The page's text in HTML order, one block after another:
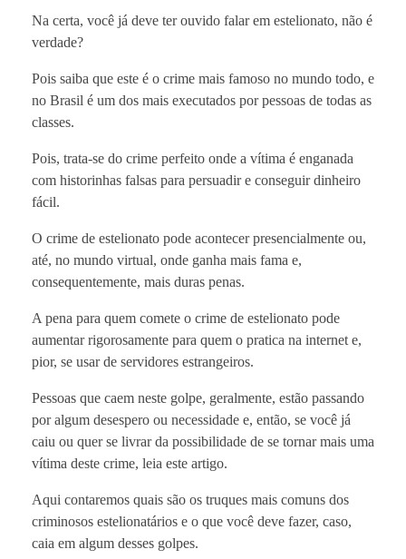
Na certa, você já deve ter ouvido falar em estelionato, não é
verdade?
Pois saiba que este é o crime mais famoso no mundo todo, e
no Brasil é um dos mais executados por pessoas de todas as
classes.
Pois, trata-se do crime perfeito onde a vítima é enganada
com historinhas falsas para persuadir e conseguir dinheiro
fácil.
O crime de estelionato pode acontecer presencialmente ou,
até, no mundo virtual, onde ganha mais fama e,
consequentemente, mais duras penas.
A pena para quem comete o crime de estelionato pode
aumentar rigorosamente para quem o pratica na internet e,
pior, se usar de servidores estrangeiros.
Pessoas que caem neste golpe, geralmente, estão passando
por algum desespero ou necessidade e, então, se você já
caiu ou quer se livrar da possibilidade de se tornar mais uma
vítima deste crime, leia este artigo.
Aqui contaremos quais são os truques mais comuns dos
criminosos estelionatários e o que você deve fazer, caso,
caia em algum desses golpes.